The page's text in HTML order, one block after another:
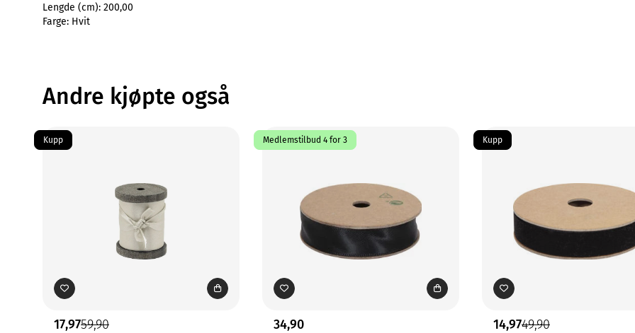
Lengde (cm): 200,00
Farge: Hvit
Andre kjøpte også
Kupp
17,9759,90
Medlemstilbud 4 for 3
34,90
Kupp
14,9749,90